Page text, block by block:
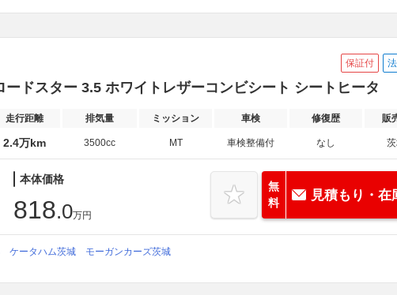
保証付
ードスター 3.5 ホワイトレザーコンビシート シートヒータ
走行距離 排気量 ミッション 車検 修復歴 販
2.4万km 3500cc MT 車検整備付 なし
本体価格
818.0万円
無
料
見積もり・在
ケータハム茨城 モーガンカーズ茨城